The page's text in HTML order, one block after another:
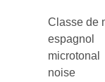
Classe de
espagnol
microtonal
noise